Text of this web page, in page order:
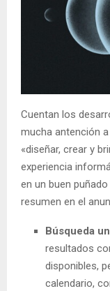
Cuentan los
mucha antención
«diseñar, crear y
experiencia
en un buen
resumen en el
Búsqueda
resultados
disponibles,
calendario,